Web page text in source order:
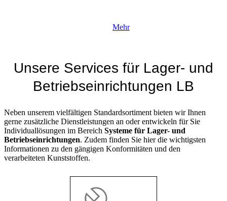
Mehr
Unsere Services für Lager- und
Betriebseinrichtungen LB
Neben unserem vielfältigen Standardsortiment bieten wir Ihnen
gerne zusätzliche Dienstleistungen an oder entwickeln für Sie
Individuallösungen im Bereich Systeme für Lager- und
Betriebseinrichtungen. Zudem finden Sie hier die wichtigsten
Informationen zu den gängigen Konformitäten und den
verarbeiteten Kunststoffen.